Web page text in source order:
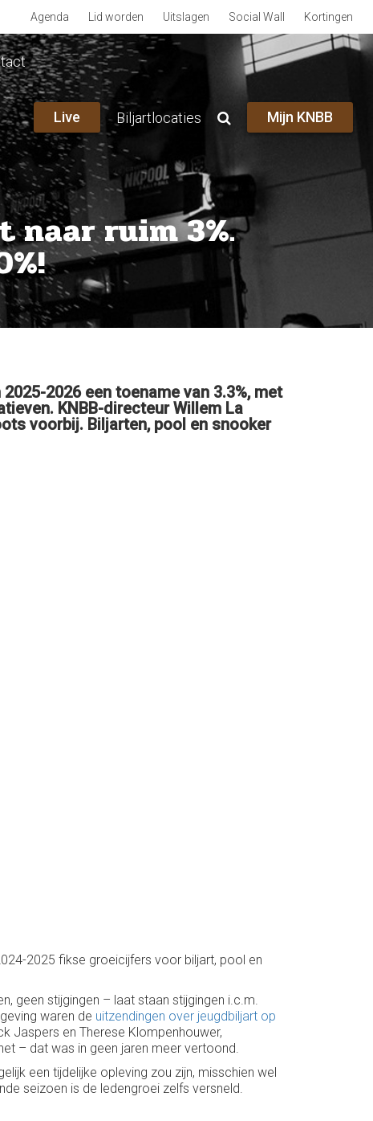
Agenda Lid worden Uitslagen Social Wall Kortingen
Live Biljartlocaties Mijn KNBB
naar ruim 3%.
2026 een toename van 3.3%, met
KNBB-directeur Willem La
voorbij. Biljarten, pool en snooker
2025 fikse groeicijfers voor biljart, pool en
geen stijgingen – laat staan stijgingen i.c.m.
waren de uitzendingen over jeugdbiljart op
Jaspers en Therese Klompenhouwer,
– dat was in geen jaren meer vertoond.
een tijdelijke opleving zou zijn, misschien wel
seizoen is de ledengroei zelfs versneld.